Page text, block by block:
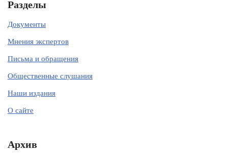
Разделы
Документы
Мнения экспертов
Письма и обращения
Общественные слушания
Наши издания
О сайте
Архив